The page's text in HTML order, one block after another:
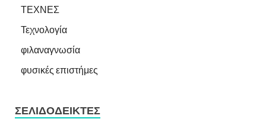
ΤΕΧΝΕΣ
Τεχνολογία
φιλαναγνωσία
φυσικές επιστήμες
ΣΕΛΙΔΟΔΕΊΚΤΕΣ